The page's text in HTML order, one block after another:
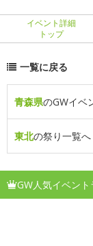
イベント詳細
トップ
一覧に戻る
青森県のGWイベ
東北の祭り一覧へ
GW人気イベント